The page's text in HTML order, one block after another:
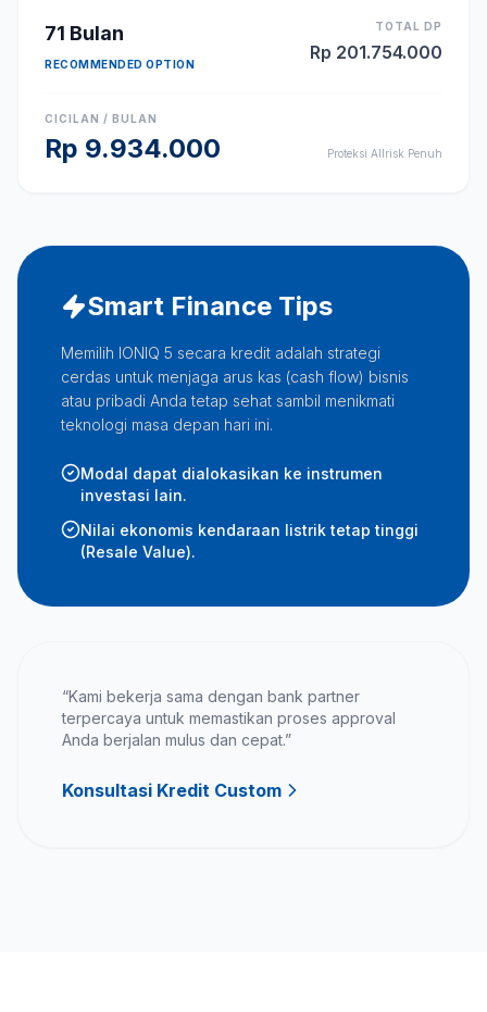
71 Bulan
RECOMMENDED OPTION
TOTAL DP
Rp 201.754.000
CICILAN / BULAN
Rp 9.934.000 Proteksi Allrisk Penuh
Smart Finance Tips
Memilih IONIQ 5 secara kredit adalah strategi
cerdas untuk menjaga arus kas (cash flow) bisnis
atau pribadi Anda tetap sehat sambil menikmati
teknologi masa depan hari ini.
Modal dapat dialokasikan ke instrumen
investasi lain.
Nilai ekonomis kendaraan listrik tetap tinggi
(Resale Value).
“Kami bekerja sama dengan bank partner
terpercaya untuk memastikan proses approval
Anda berjalan mulus dan cepat.”
Konsultasi Kredit Custom